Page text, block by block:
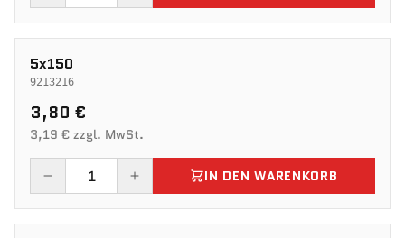
5x150
9213216
3,80 €
3,19 € zzgl. MwSt.
IN DEN WARENKORB